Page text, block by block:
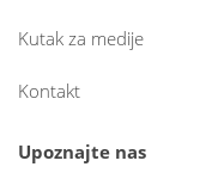
Kutak za medije
Kontakt
Upoznajte nas